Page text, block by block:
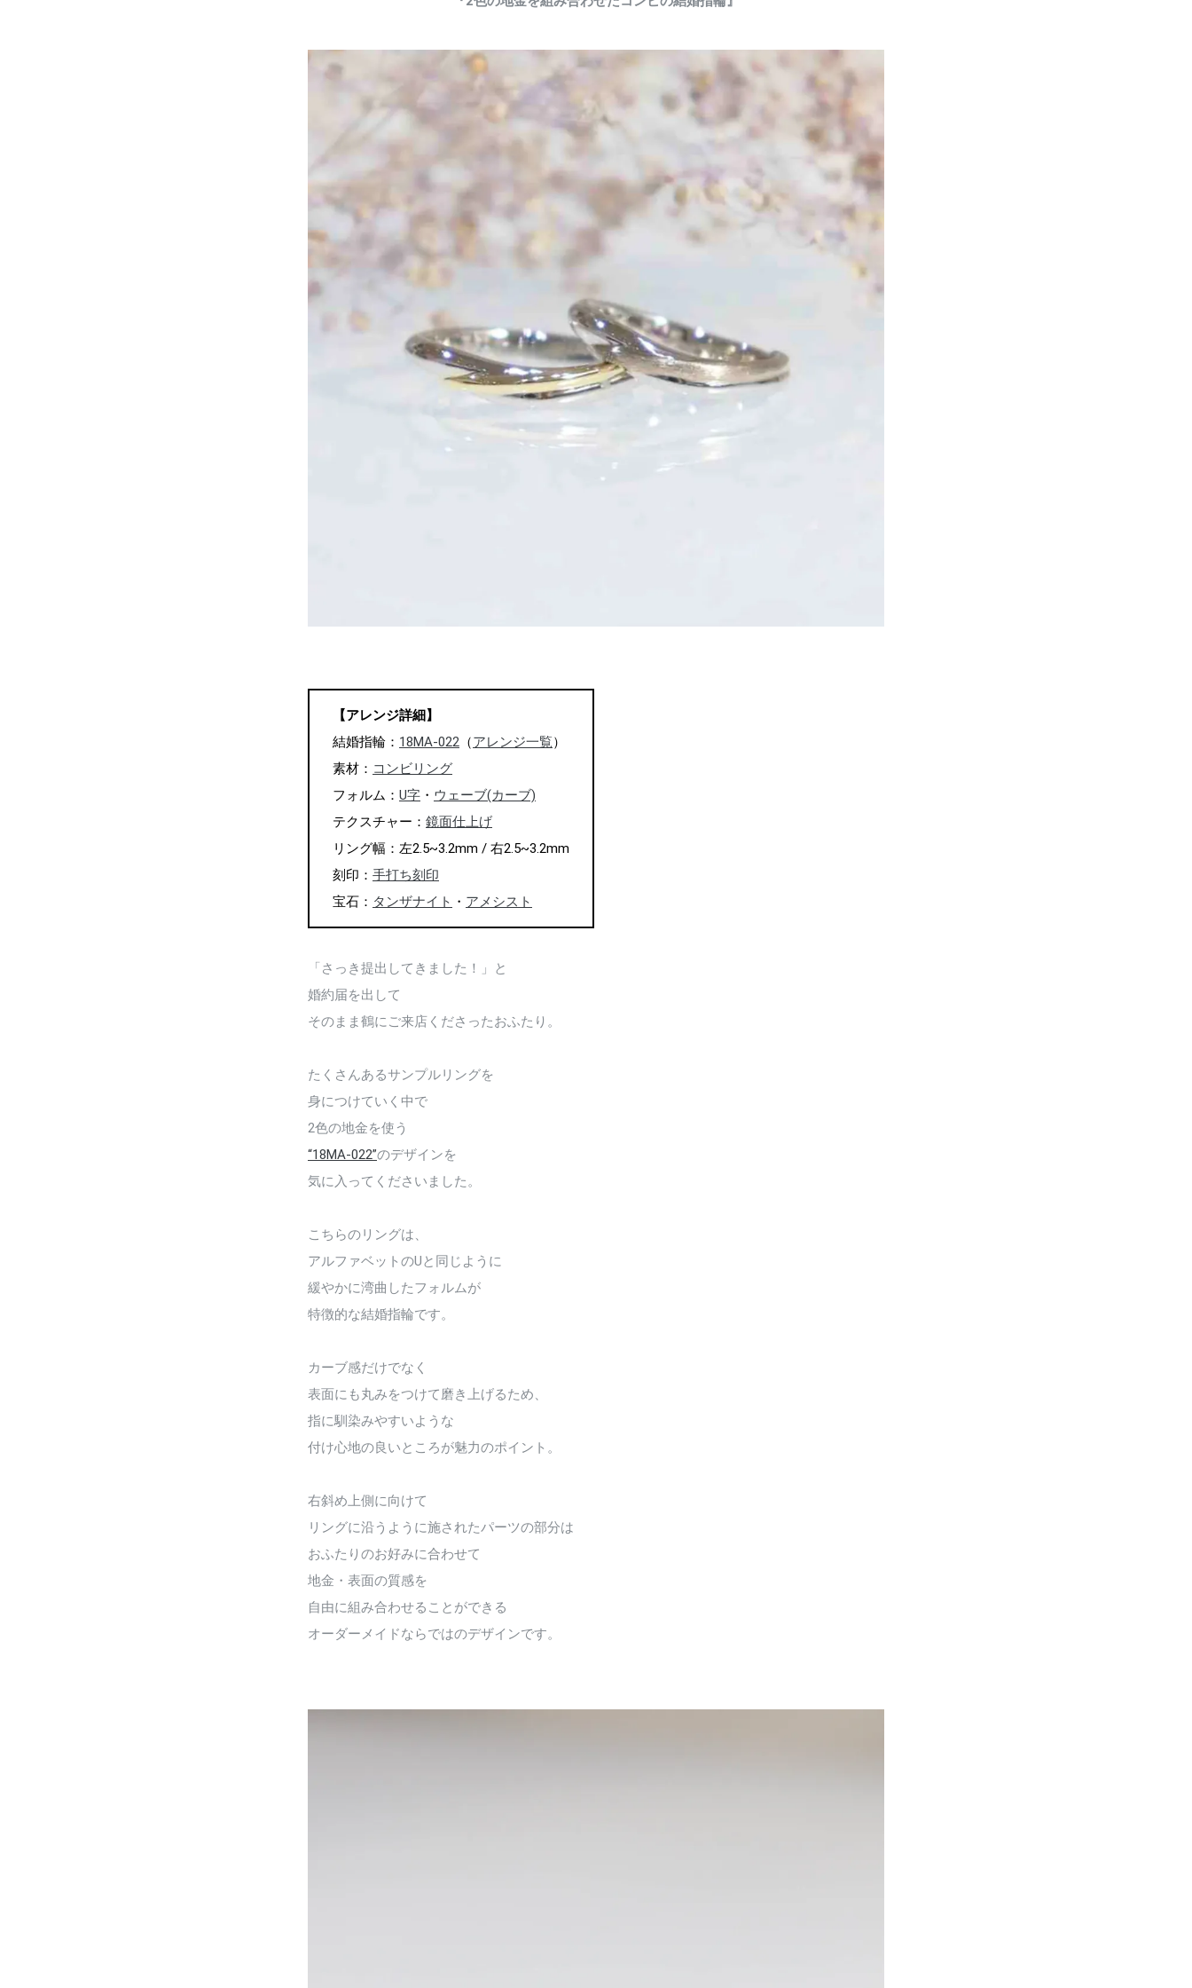
【アレンジ詳細】
結婚指輪： 18MA-022 （アレンジ一覧）
素材： コンビリング
フォルム： U字 ・ ウェーブ(カーブ)
テクスチャー： 鏡面仕上げ
リング幅：左2.5~3.2mm / 右2.5~3.2mm
刻印： 手打ち刻印
宝石： タンザナイト ・ アメシスト
「さっき提出してきました！」と
婚約届を出して
そのまま鶴にご来店くださったおふたり。
たくさんあるサンプルリングを
身につけていく中で
2色の地金を使う
“18MA-022”のデザインを
気に入ってくださいました。
こちらのリングは、
アルファベットのUと同じように
緩やかに湾曲したフォルムが
特徴的な結婚指輪です。
カーブ感だけでなく
表面にも丸みをつけて磨き上げるため、
指に馴染みやすいような
付け心地の良いところが魅力のポイント。
右斜め上側に向けて
リングに沿うように施されたパーツの部分は
おふたりのお好みに合わせて
地金・表面の質感を
自由に組み合わせることができる
オーダーメイドならではのデザインです。